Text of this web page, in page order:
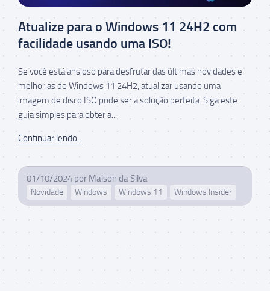
Atualize para o Windows 11 24H2 com
facilidade usando uma ISO!
Se você está ansioso para desfrutar das últimas novidades e
melhorias do Windows 11 24H2, atualizar usando uma
imagem de disco ISO pode ser a solução perfeita. Siga este
guia simples para obter a...
Continuar lendo...
01/10/2024 por Maison da Silva
Novidade Windows Windows 11 Windows Insider